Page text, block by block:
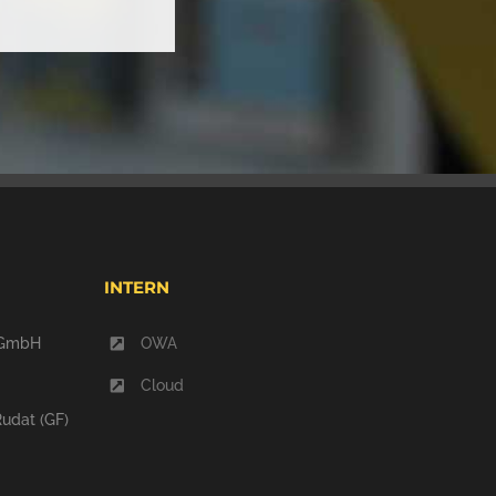
(GF)
INTERN
OWA
Cloud